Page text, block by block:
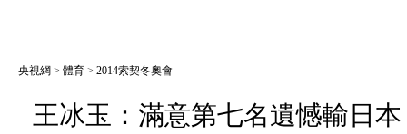
央視網 > 體育 > 2014索契冬奧會
王冰玉：滿意第七名遺憾輸日